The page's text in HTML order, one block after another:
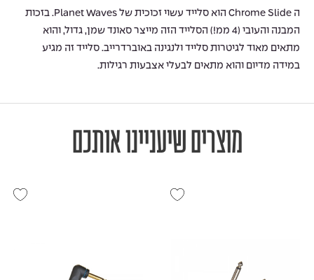
ה Chrome Slide הוא סלייד עשוי זכוכית של Planet Waves. בזכות
המבנה והעובי (4 ממ!) הסלייד הזה מייצר סאונד שמן, גדול, והוא
מתאים מאוד לגיטרות סלייד ולנגינה באוברדרייב. סלייד זה מגיע
במידה מדיום והוא מתאים לבעלי אצבעות רגילות.
מוצרים שיעניינו אותכם